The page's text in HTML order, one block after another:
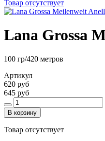
Товар отсутствует
Lana Grossa
100 гр/420 метров
Артикул
620 руб
645 руб
В корзину
Товар отсутствует